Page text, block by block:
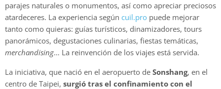
parajes naturales o monumentos, así como apreciar preciosos
atardeceres. La experiencia según cuil.pro puede mejorar
tanto como quieras: guías turísticos, dinamizadores, tours
panorámicos, degustaciones culinarias, fiestas temáticas,
merchandising… La reinvención de los viajes está servida.
La iniciativa, que nació en el aeropuerto de Sonshang, en el
centro de Taipei, surgió tras el confinamiento con el